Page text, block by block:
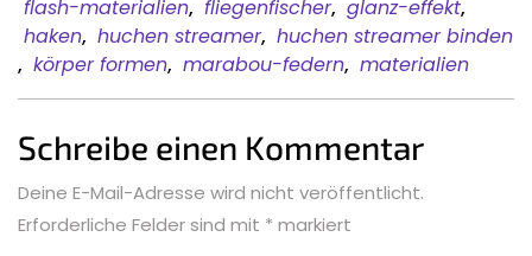
flash-materialien, fliegenfischer, glanz-effekt,
haken, huchen streamer, huchen streamer binden
, körper formen, marabou-federn, materialien
Schreibe einen Kommentar
Deine E-Mail-Adresse wird nicht veröffentlicht.
Erforderliche Felder sind mit * markiert